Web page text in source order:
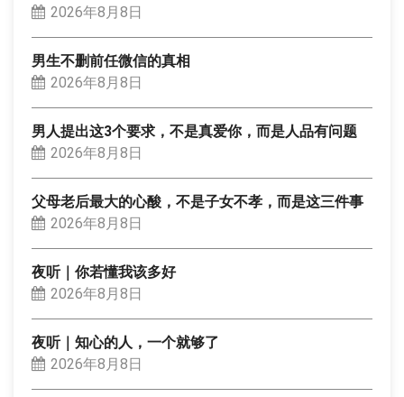
2026年8月8日
男生不删前任微信的真相
2026年8月8日
男人提出这3个要求，不是真爱你，而是人品有问题
2026年8月8日
父母老后最大的心酸，不是子女不孝，而是这三件事
2026年8月8日
夜听｜你若懂我该多好
2026年8月8日
夜听｜知心的人，一个就够了
2026年8月8日